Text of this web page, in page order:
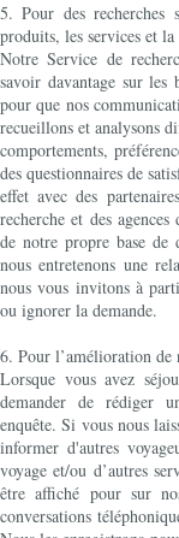
5. Pour des recherches
produits, les services et
Notre Service de
savoir davantage sur les
pour que nos
recueillons et analysons
comportements,
des questionnaires de
effet avec des
recherche et des
de notre propre base de
nous entretenons une
nous vous invitons à
ou ignorer la demande.
6. Pour l’amélioration de
Lorsque vous avez
demander de rédiger
enquête. Si vous nous
informer d'autres
voyage et/ou d’autres
être affiché pour sur
conversations